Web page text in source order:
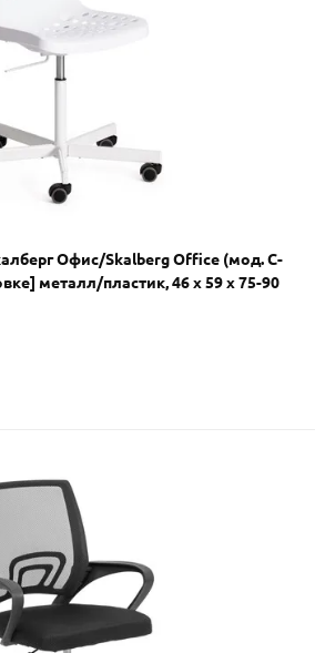
Офис/Skalberg Office (мод. C-
металл/пластик, 46 х 59 х 75-90